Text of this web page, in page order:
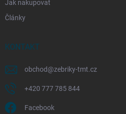
Jak nakupovat
Články
KONTAKT
obchod@zebriky-tmt.cz
+420 777 785 844
Facebook